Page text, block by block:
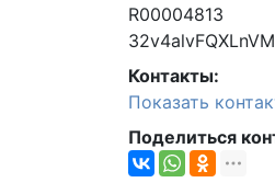
R00004813
Контакты:
Показать
Поделиться